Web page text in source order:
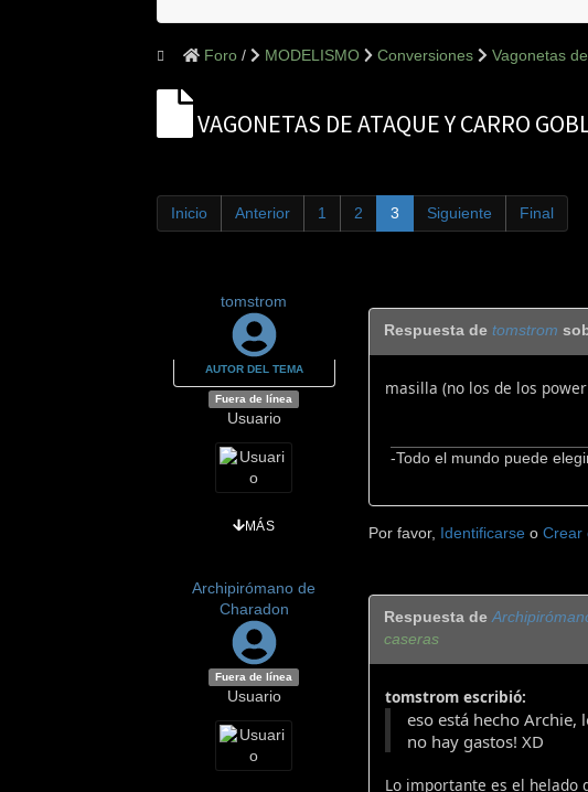
Foro MODELISMO Conversiones Vagonetas
VAGONETAS DE ATAQUE Y CARRO
Inicio Anterior 1 2 3 Siguiente Final
tomstrom
AUTOR DEL TEMA
Fuera de línea
Usuario
MÁS
Respuesta de tomstrom
masilla (no los de los
-Todo el mundo puede
Por favor, Identificarse o Crear
Archipirómano de
Charadon
Fuera de línea
Usuario
Respuesta de
caseras
tomstrom escribió:
eso está hecho Archie,
no hay gastos! XD
Lo importante es el helado